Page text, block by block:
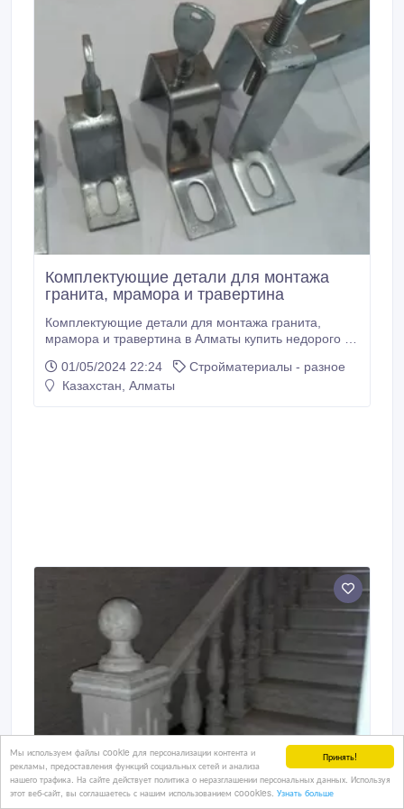
Принять!
Мы используем файлы cookie для персонализации контента и
рекламы, предоставления функций социальных сетей и анализа
нашего трафика. На сайте действует политика о неразглашении персональных данных. Используя
этот веб-сайт, вы соглашаетесь с нашим использованием coookies. Узнать больше
Комплектующие детали для монтажа
гранита, мрамора и травертина
Комплектующие детали для монтажа гранита,
мрамора и травертина в Алматы купить недорого в
продукции в наличии на складе в Алматы и с
доставкой по всему Казахстану. Это алюминиевые
01/05/2024 22:24
Стройматериалы - разное
Казахстан, Алматы